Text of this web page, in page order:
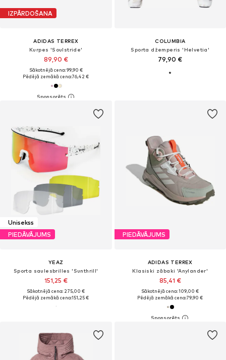
IZPĀRDOŠANA
ADIDAS TERREX
Kurpes 'Soulstride'
89,90 €
Sākotnējā cena: 99,90 €
Pēdējā zemākā cena:76,42 €
COLUMBIA
Sporta džemperis 'Helvetia'
79,90 €
Unisekss
PIEDĀVĀJUMS
YEAZ
Sporta saulesbrilles 'Sunthrill'
151,25 €
Sākotnējā cena: 275,00 €
Pēdējā zemākā cena:151,25 €
PIEDĀVĀJUMS
ADIDAS TERREX
Klasiski zābaki 'Anylander'
85,41 €
Sākotnējā cena: 109,00 €
Pēdējā zemākā cena:79,90 €